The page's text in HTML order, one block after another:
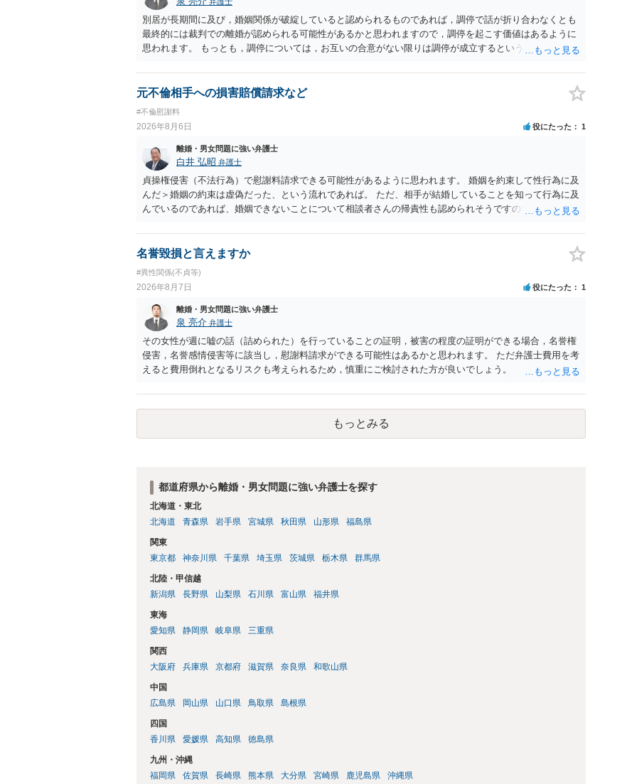
別居が長期間に及び，婚姻関係が破綻していると認められるものであれば，調停で話が折り合わなくとも
最終的には裁判での離婚が認められる可能性があるかと思われますので，調停を起こす価値はあるように
思われます。 もっとも，調停については，お互いの合意がない限りは調停が成立するということはないた
の離婚に固執しないかいずれかの対応は必要となるかと思われます。 お一人で対応するのは難しい側面も
ありますので弁護士を立てることを検討されると良いかと思われます。
元不倫相手への損害賠償請求など
#不倫慰謝料
2026年8月6日 役にたった 1
離婚・男女問題に強い弁護士
白井 弘昭 弁護士
貞操権侵害（不法行為）で慰謝料請求できる可能性があるように思われます。 婚姻を約束して性行為に及
んだ＞婚姻の約束は虚偽だった、という流れであれば。 ただ、相手が結婚していることを知って行為に及
んでいるのであれば、婚姻できないことについて相談者さんの帰責性も認められそうですので、あまり慰
名誉毀損と言えますか
#異性関係(不貞等)
2026年8月7日 役にたった 1
離婚・男女問題に強い弁護士
泉 亮介 弁護士
その女性が週に嘘の話（詰められた）を行っていることの証明，被害の程度の証明ができる場合，名誉権
侵害，名誉感情侵害等に該当し，慰謝料請求ができる可能性はあるかと思われます。 ただ弁護士費用を考
えると費用倒れとなるリスクも考えられるため，慎重にご検討された方が良いでしょう。
もっとみる
都道府県から離婚・男女問題に強い弁護士を探す
北海道・東北
北海道
青森県 岩手県 宮城県 秋田県 山形県 福島県
関東
東京都
神奈川県 千葉県 埼玉県 茨城県 栃木県 群馬県
北陸・甲信越
新潟県
長野県 山梨県 石川県 富山県 福井県
東海
愛知県
静岡県 岐阜県 三重県
関西
大阪府
兵庫県 京都府 滋賀県 奈良県 和歌山県
中国
広島県
岡山県 山口県 鳥取県 島根県
四国
香川県
愛媛県 高知県 徳島県
九州・沖縄
福岡県
佐賀県 長崎県 熊本県 大分県 宮崎県 鹿児島県 沖縄県